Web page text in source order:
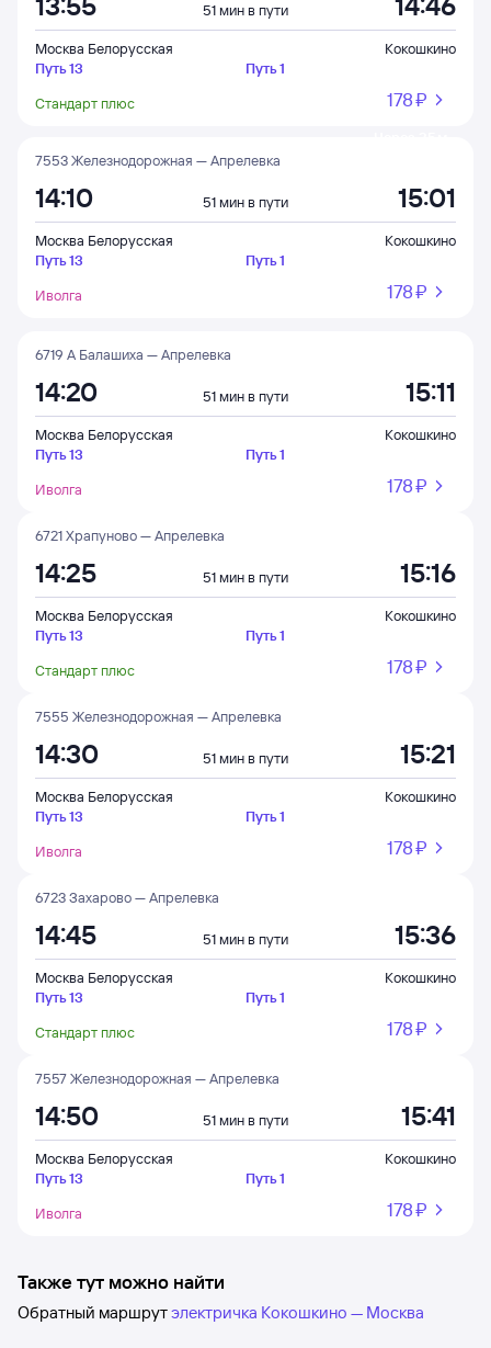
51 мин в пути
Москва Белорусская
Путь 13
Кокошкино
Путь 1
Стандарт плюс
178 ⁠₽
7553 Железнодорожная — Апрелевка
14:10 51 мин в пути 15:01
Москва Белорусская
Путь 13
Кокошкино
Путь 1
Иволга
178 ⁠₽
6719 А Балашиха — Апрелевка
14:20 51 мин в пути 15:11
Москва Белорусская
Путь 13
Кокошкино
Путь 1
Иволга
178 ⁠₽
6721 Храпуново — Апрелевка
14:25 51 мин в пути 15:16
Москва Белорусская
Путь 13
Кокошкино
Путь 1
Стандарт плюс
178 ⁠₽
7555 Железнодорожная — Апрелевка
14:30 51 мин в пути 15:21
Москва Белорусская
Путь 13
Кокошкино
Путь 1
Иволга
178 ⁠₽
6723 Захарово — Апрелевка
14:45 51 мин в пути 15:36
Москва Белорусская
Путь 13
Кокошкино
Путь 1
Стандарт плюс
178 ⁠₽
7557 Железнодорожная — Апрелевка
14:50 51 мин в пути 15:41
Москва Белорусская
Путь 13
Кокошкино
Путь 1
Иволга
178 ⁠₽
Также тут можно найти
Обратный маршрутэлектричка Кокошкино — Москва